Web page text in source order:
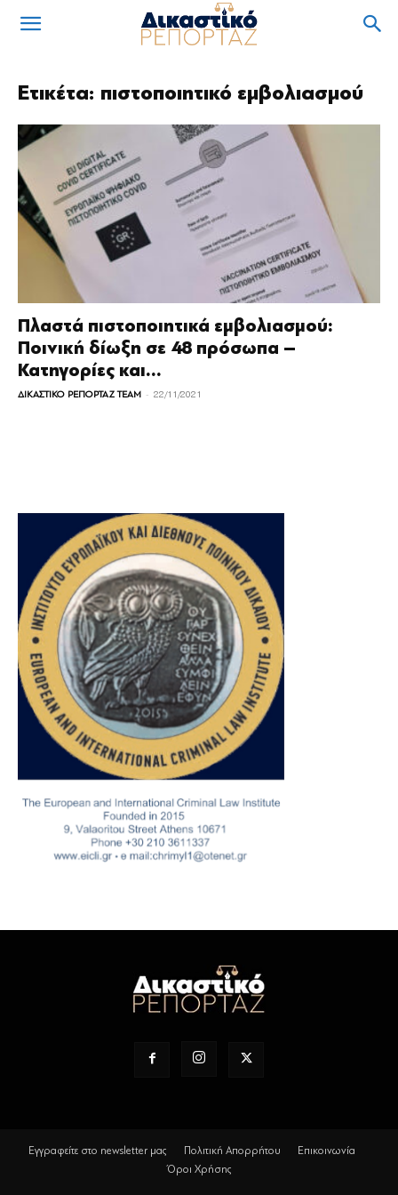
Ετικέτα: πιστοποιητικό εμβολιασμού
Πλαστά πιστοποιητικά εμβολιασμού:
Ποινική δίωξη σε 48 πρόσωπα –
Κατηγορίες και...
ΔΙΚΑΣΤΙΚΟ ΡΕΠΟΡΤΑΖ TEAM - 22/11/2021
Εγγραφείτε στο newsletter μας Πολιτική Απορρήτου
Επικοινωνία
Όροι Χρήσης